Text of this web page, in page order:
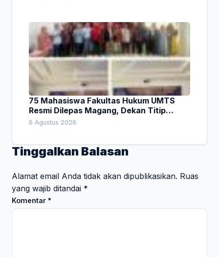
75 Mahasiswa Fakultas Hukum UMTS
Resmi Dilepas Magang, Dekan Titip
Empat Pesan Penting
6 Agustus 2026
Tinggalkan Balasan
Alamat email Anda tidak akan dipublikasikan. Ruas
yang wajib ditandai *
Komentar *